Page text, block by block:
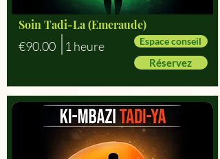
Soin Tadi-La (Emeraude)
€90.00 1 heure Espace conseil
Réservez